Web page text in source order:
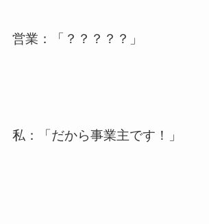
営業：「？？？？？」
私：「だから事業主です！」